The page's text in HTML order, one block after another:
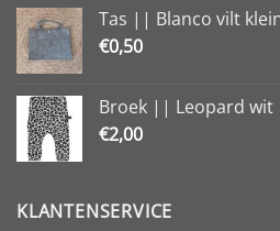
Tas || Blanco vilt
€0,50
Broek || Leopard wit
€2,00
KLANTENSERVICE